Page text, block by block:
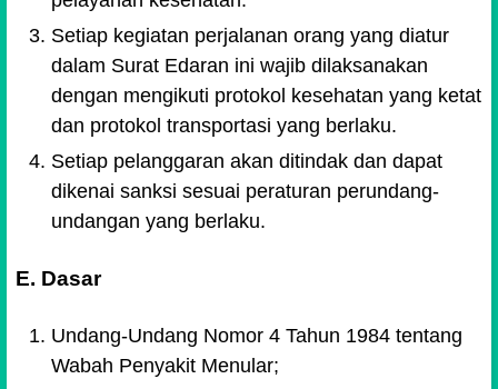
Setiap kegiatan perjalanan orang yang diatur
dalam Surat Edaran ini wajib dilaksanakan
dengan mengikuti protokol kesehatan yang ketat
dan protokol transportasi yang berlaku.
Setiap pelanggaran akan ditindak dan dapat
dikenai sanksi sesuai peraturan perundang-
undangan yang berlaku.
E. Dasar
Undang-Undang Nomor 4 Tahun 1984 tentang
Wabah Penyakit Menular;